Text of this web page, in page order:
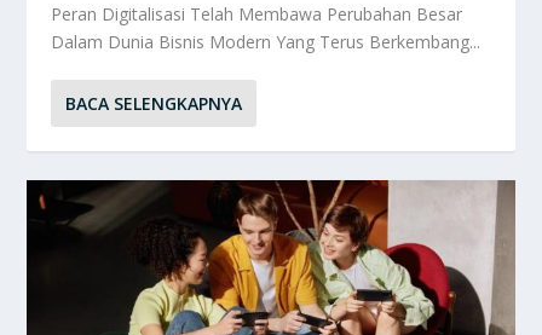
Peran Digitalisasi Telah Membawa Perubahan Besar
Dalam Dunia Bisnis Modern Yang Terus Berkembang...
BACA SELENGKAPNYA